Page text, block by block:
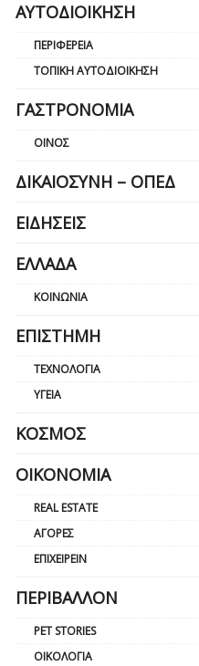
ΑΥΤΟΔΙΟΊΚΗΣΗ
ΠΕΡΙΦΈΡΕΙΑ
ΤΟΠΙΚΉ ΑΥΤΟΔΙΟΊΚΗΣΗ
ΓΑΣΤΡΟΝΟΜΊΑ
ΟΊΝΟΣ
ΔΙΚΑΙΟΣΎΝΗ – ΟΠΕΔ
ΕΙΔΉΣΕΙΣ
ΕΛΛΆΔΑ
ΚΟΙΝΩΝΊΑ
ΕΠΙΣΤΉΜΗ
ΤΕΧΝΟΛΟΓΊΑ
ΥΓΕΊΑ
ΚΌΣΜΟΣ
ΟΙΚΟΝΟΜΊΑ
REAL ESTATE
ΑΓΟΡΈΣ
ΕΠΙΧΕΙΡΕΊΝ
ΠΕΡΙΒΆΛΛΟΝ
PET STORIES
ΟΙΚΟΛΟΓΊΑ